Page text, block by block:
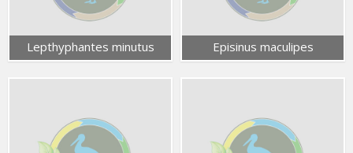
Lepthyphantes minutus Episinus maculipes